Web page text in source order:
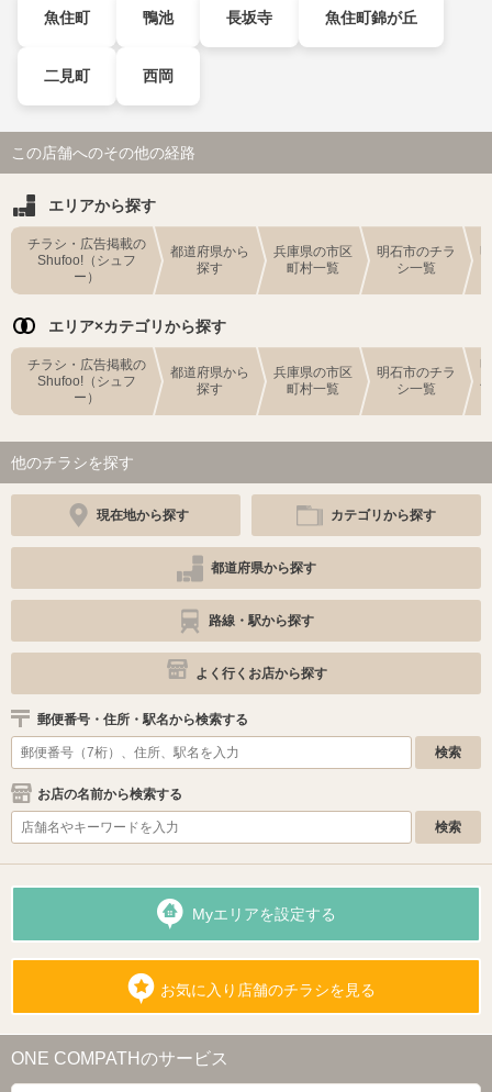
魚住町 鴨池 長坂寺 魚住町錦が丘
二見町 西岡
この店舗へのその他の経路
エリアから探す
チラシ・広告掲載の
Shufoo!（シュフ
ー）
都道府県から
探す
兵庫県の市区
町村一覧
明石市のチラ
シ一覧
エリア×カテゴリから探す
チラシ・広告掲載の
Shufoo!（シュフ
ー）
都道府県から
探す
兵庫県の市区
町村一覧
明石市のチラ
シ一覧
他のチラシを探す
現在地から探す カテゴリから探す
都道府県から探す
路線・駅から探す
よく行くお店から探す
郵便番号・住所・駅名から検索する
お店の名前から検索する
Myエリアを設定する
お気に入り店舗のチラシを見る
ONE COMPATHのサービス